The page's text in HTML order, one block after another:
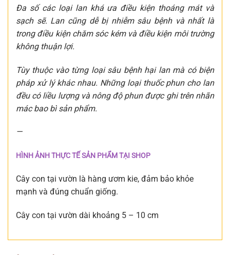
Đa số các loại lan khá ưa điều kiện thoáng mát và
sạch sẽ. Lan cũng dễ bị nhiễm sâu bệnh và nhất là
trong điều kiện chăm sóc kém và điều kiện môi trường
không thuận lợi.
Tùy thuộc vào từng loại sâu bệnh hại lan mà có biện
pháp xử lý khác nhau. Những loại thuốc phun cho lan
đều có liều lượng và nông độ phun được ghi trên nhãn
mác bao bì sản phẩm.
—
HÌNH ẢNH THỰC TẾ SẢN PHẨM TẠI SHOP
Cây con tại vườn là hàng ươm kie, đảm bảo khỏe
mạnh và đúng chuẩn giống.
Cây con tại vườn dài khoảng 5 – 10 cm